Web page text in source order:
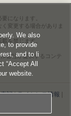
になります。
変更する場合がありま
を禁じます。
会社が提供するコンテ
記|ライセンス情報
We also
to provide
and to li
“Accept All
website.